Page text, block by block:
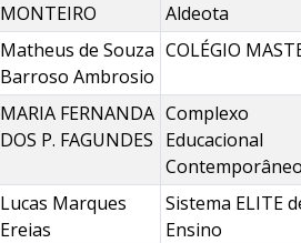
MONTEIRO
Aldeota
Matheus de Souza
Barroso Ambrosio
COLÉGIO
MARIA FERNANDA
DOS P. FAGUNDES
Complexo
Educacional
Lucas Marques
Ereias
Sistema ELITE
Ensino